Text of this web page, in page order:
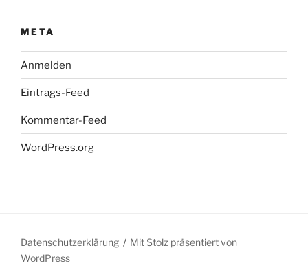
META
Anmelden
Eintrags-Feed
Kommentar-Feed
WordPress.org
Datenschutzerklärung
Mit Stolz präsentiert von
WordPress